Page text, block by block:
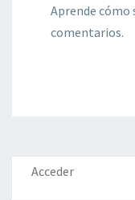
Aprende cómo
comentarios.
Acceder